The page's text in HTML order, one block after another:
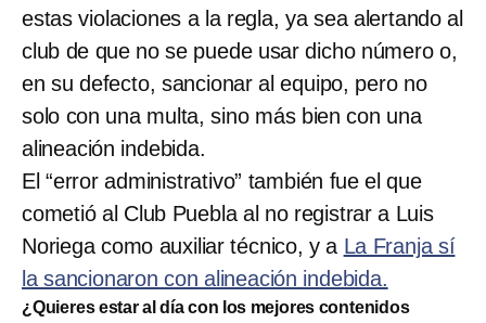
estas violaciones a la regla, ya sea alertando al
club de que no se puede usar dicho número o,
en su defecto, sancionar al equipo, pero no
solo con una multa, sino más bien con una
alineación indebida.
El “error administrativo” también fue el que
cometió al Club Puebla al no registrar a Luis
Noriega como auxiliar técnico, y a La Franja sí
la sancionaron con alineación indebida.
¿Quieres estar al día con los mejores contenidos